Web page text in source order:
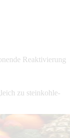
Reaktivierung
zu steinkohle-